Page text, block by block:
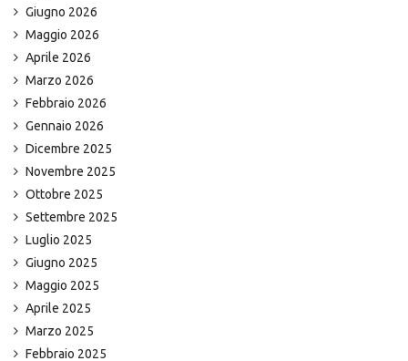
Giugno 2026
Maggio 2026
Aprile 2026
Marzo 2026
Febbraio 2026
Gennaio 2026
Dicembre 2025
Novembre 2025
Ottobre 2025
Settembre 2025
Luglio 2025
Giugno 2025
Maggio 2025
Aprile 2025
Marzo 2025
Febbraio 2025